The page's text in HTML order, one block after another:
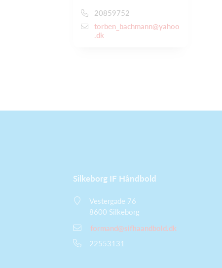
20859752
torben_bachmann@yahoo
.dk
Silkeborg IF Håndbold
Vestergade 76
8600 Silkeborg
formand@sifhaandbold.dk
22553131